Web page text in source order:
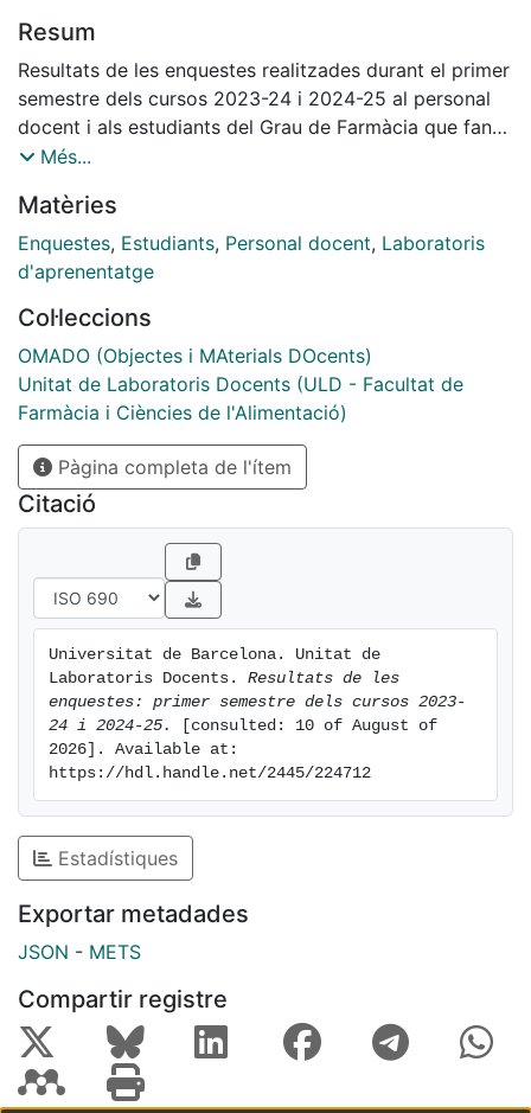
Resum
Resultats de les enquestes realitzades durant el primer
semestre dels cursos 2023-24 i 2024-25 al personal
docent i als estudiants del Grau de Farmàcia que fan
les pràctiques a la Unitat de Laboratoris Docents.
Més...
Matèries
Enquestes, Estudiants, Personal docent, Laboratoris
d'aprenentatge
Col·leccions
OMADO (Objectes i MAterials DOcents)
Unitat de Laboratoris Docents (ULD - Facultat de
Farmàcia i Ciències de l'Alimentació)
Pàgina completa de l'ítem
Citació
Universitat de Barcelona. Unitat de
Laboratoris Docents. Resultats de les
enquestes: primer semestre dels cursos 2023-
24 i 2024-25.
[consulted: 10 of August of
2026]. Available at:
https://hdl.handle.net/2445/224712
Estadístiques
Exportar metadades
JSON - METS
Compartir registre